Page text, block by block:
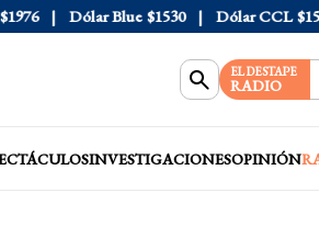
Dólar Blue $1530 Dólar CCL
EL DESTAPE
RADIO
INVESTIGACIONESOPINIÓN